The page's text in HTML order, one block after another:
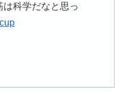
は科学だなと思っ